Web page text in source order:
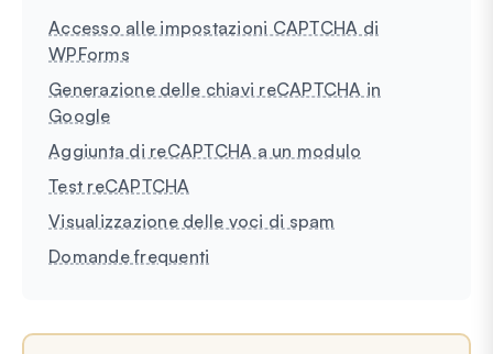
Accesso alle impostazioni CAPTCHA di
WPForms
Generazione delle chiavi reCAPTCHA in
Google
Aggiunta di reCAPTCHA a un modulo
Test reCAPTCHA
Visualizzazione delle voci di spam
Domande frequenti